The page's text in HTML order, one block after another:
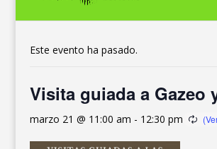
Este evento ha pasado.
Visita guiada a Gazeo
marzo 21 @ 11:00 am - 12:30 pm